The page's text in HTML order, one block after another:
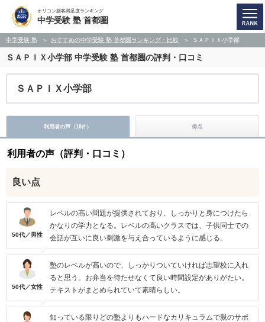
オリコン顧客満足度ランキング
中学受験 塾 首都圏
中学受験 塾 おすすめの中学受験 塾 首都圏ランキング・比較 ＳＡＰＩＸ小学部
ＳＡＰＩＸ小学部 中学受験 塾 首都圏の評判・口コミ
ＳＡＰＩＸ小学部
利用者の声（18件） 得点
利用者の声（評判・口コミ）
良い点
50代／男性
レベルの高い問題が提供されており、しっかりと身につけたら
かなりの学力となる。レベルの高いクラスでは、子供同士での
会話が互いに良い刺激を与え合っているように感じる。
50代／女性
塾のレベルが高いので、しっかりついていければ志望校に入れ
ると思う。お弁当を待たせなくて良い時間設定がありがたい。
テキストがまとめられていて素晴らしい。
知っている限りどの塾よりもハードなカリキュラムで親のサポ